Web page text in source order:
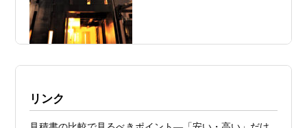
2026年07月23
日
予算が限られていても“美しい家”はつく
れる 削るべき場所・残すべき場所をどう
日
RC風デザインを実現するための設計戦略
施工例・京都市北区・ハイクラスの家1UP
多数お問合せありがとうございました。2021～
リンク